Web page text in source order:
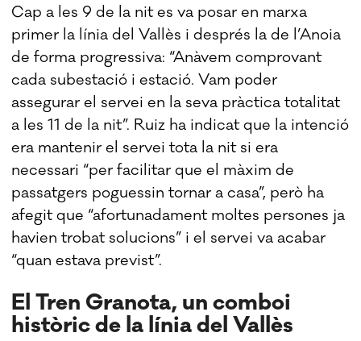
Cap a les 9 de la nit es va posar en marxa
primer la línia del Vallès i després la de l’Anoia
de forma progressiva: “Anàvem comprovant
cada subestació i estació. Vam poder
assegurar el servei en la seva pràctica totalitat
a les 11 de la nit”. Ruiz ha indicat que la intenció
era mantenir el servei tota la nit si era
necessari “per facilitar que el màxim de
passatgers poguessin tornar a casa”, però ha
afegit que “afortunadament moltes persones ja
havien trobat solucions” i el servei va acabar
“quan estava previst”.
El Tren Granota, un comboi
històric de la línia del Vallès